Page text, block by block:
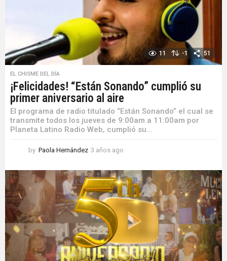
o
11 -1 51
EL CHISME DEL DÍA
¡Felicidades! “Están Sonando” cumplió su
primer aniversario al aire
El programa de radio titulado “Están Sonando” el cual se
transmite todos los jueves de 9:00am a 11:00am por
Planeta Latino Radio Web, cumplió su...
by Paola Hernández 3 años ago
ñ
o
s
a
o